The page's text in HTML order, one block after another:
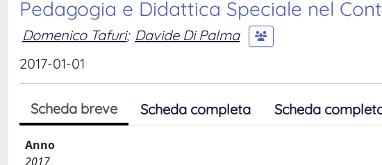
Pedagogia e Didattica Speciale nel
Domenico Tafuri; Davide Di Palma
2017-01-01
Scheda breve Scheda completa Scheda
Anno
2017